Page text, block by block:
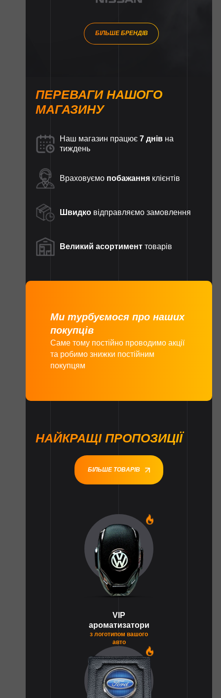
БІЛЬШЕ БРЕНДІВ
ПЕРЕВАГИ НАШОГО
МАГАЗИНУ
Наш магазин працює 7 днів на
тиждень
Враховуємо побажання клієнтів
Швидко відправляємо замовлення
Великий асортимент товарів
Ми турбуємося про наших
покупців
Саме тому постійно проводимо акції
та робимо знижки постійним
покупцям
НАЙКРАЩІ ПРОПОЗИЦІЇ
БІЛЬШЕ ТОВАРІВ
VIP
ароматизатори
з логотипом вашого
авто